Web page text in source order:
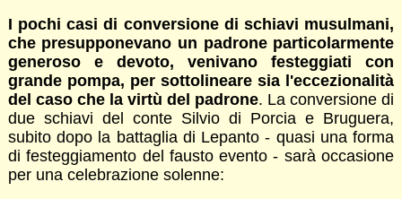
I pochi casi di conversione di schiavi musulmani,
che presupponevano un padrone particolarmente
generoso e devoto, venivano festeggiati con
grande pompa, per sottolineare sia l'eccezionalità
del caso che la virtù del padrone. La conversione di
due schiavi del conte Silvio di Porcia e Bruguera,
subito dopo la battaglia di Lepanto - quasi una forma
di festeggiamento del fausto evento - sarà occasione
per una celebrazione solenne: